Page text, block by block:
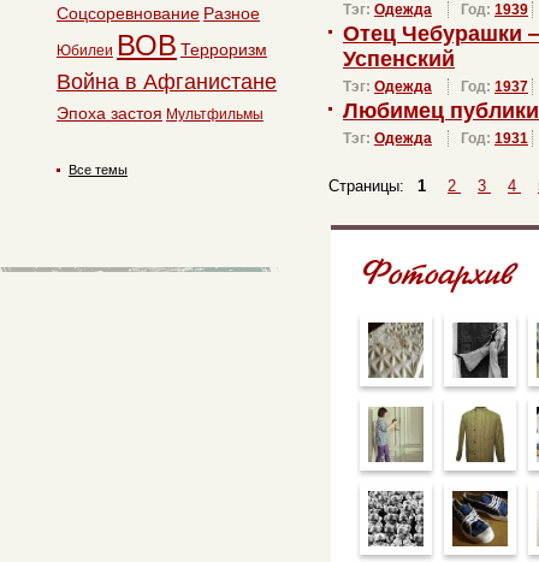
Тэг: Одежда Год: 1939
Отец Чебурашки
Успенский
Тэг: Одежда Год: 1937
Любимец
Тэг: Одежда Год: 1931
Страницы: 1 2 3 4
Соцсоревнование Разное
Юбилеи ВОВ Терроризм
Война в Афганистане
Эпоха застоя Мультфильмы
Все темы